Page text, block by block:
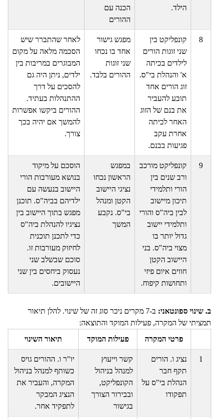
הילד.
הכנה עם
ההורים
8
קונפליקט בין
שני זוגות הורים
לילדים בכיתה
א' והנהלת בי"ס.
זוג הורים אחד
תובע להעביר
את בנם של הזוג
האחר לכיתה
אחרת עקב
פגיעות בבנם.
מפגש גישור
אחד בו נכחו
שני זוגות
ההורים בלבד.
לאחר שהתברר שיש
הסכמה מלאה על מקום
המבוגרים במריבות בין
ילדים, ניתן היה גם
להסכים על דרך
ההתנהלות בעתיד.
ההורים ביקשו אפשרות
להמשך אם יהיה בכך
צורך.
9
קונפליקט מורכב
ורב שנים בין
הורי ותלמידי
תיכון מיישוב
לבין ביה"ס והורי
ותלמידי יישוב
גדול יותר בו
מצוי ביה"ס. בני
היישוב הקטן
חווים איום פיזי
ותחושות קיפוח.
במפגש
הראשון נכחו
נציגי היישוב
הקטן ומנהל
בי"ס. נקבע
המשך
הוסכם על מיקוד
בנושא מעורבות הורי
היישוב בנעשה עם
ילדיהם בביה"ס. תוכנן
מפגש בתוך היישוב בין
נציגיו להנהלת ביה"ס
כדי לתכנן תוכנית
לחיזוק מעורבות זו.
סוכם שבשלב שני
נעסוק ביחסים בין שני
היישובים.
ב. שינוי ספונטאני:
ב-7 מקרים ניכר סוג זה של שינוי. להלן תיאור
תמציתי של המקרה, פעילות המוקד והתוצאה:
פרטי המקרה
פעילות המוקד תיאור השינוי
1
נציג ו. הורים
תקף חבר
הנהלת בי"ס על
תפקודו
קשר וייעוץ
למנהל בניהול
הקונפליקט,
ובבירור הצורך
בגישור
יו"ר ו. ההורים גויס
כשותף למנהל בניהול
המקרה, והעביר את
הנציג המבקר
לתפקיד אחר.